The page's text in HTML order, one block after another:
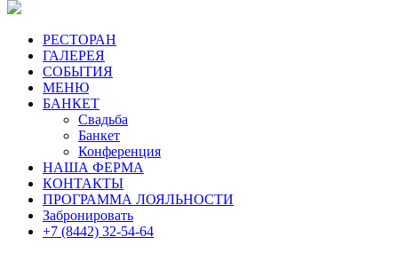
РЕСТОРАН
ГАЛЕРЕЯ
СОБЫТИЯ
МЕНЮ
БАНКЕТ
Свадьба
Банкет
Конференция
НАША ФЕРМА
КОНТАКТЫ
ПРОГРАММА ЛОЯЛЬНОСТИ
Забронировать
+7 (8442) 32-54-64